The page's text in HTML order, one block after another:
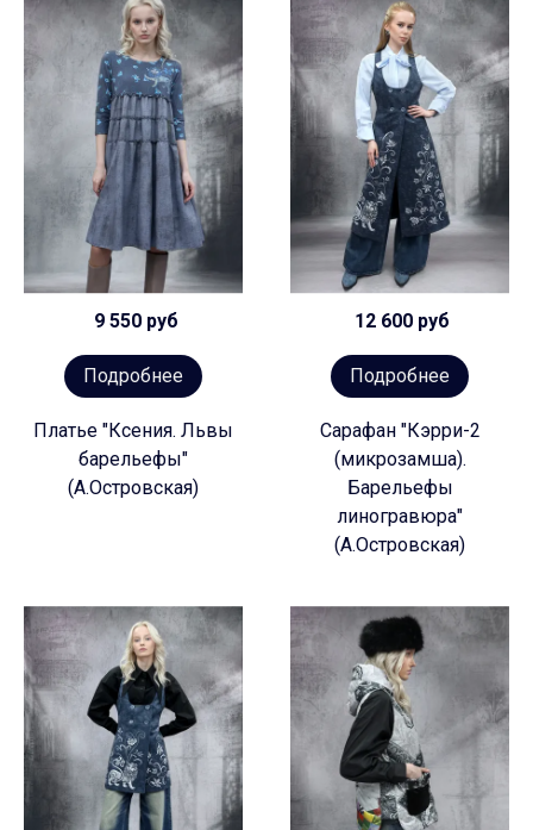
9 550 руб
Подробнее
Платье "Ксения. Львы
барельефы"
(А.Островская)
12 600 руб
Подробнее
Сарафан "Кэрри-2
(микрозамша).
Барельефы
линогравюра"
(А.Островская)